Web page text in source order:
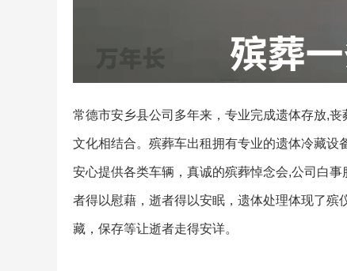
常德市安乡县公司多年来，专业完成遗体存放,
文化相结合。殡葬车出租拥有专业的遗体冷藏设
安心提供各类车辆，真诚的殡葬悼念会,公司白
者得以慰藉，逝者得以安眠，遗体处理体现了
藏，保存等让逝者走得安详。